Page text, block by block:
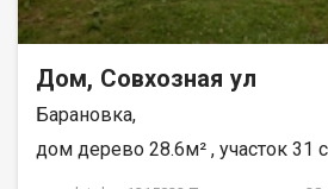
Дом, Совхозная ул
Барановка,
дом дерево 28.6м² , участок 31